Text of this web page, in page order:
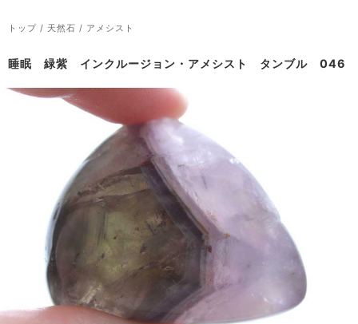
トップ / 天然石 / アメシスト
睡眠 緑紫 インクルージョン・アメシスト タンブル 046